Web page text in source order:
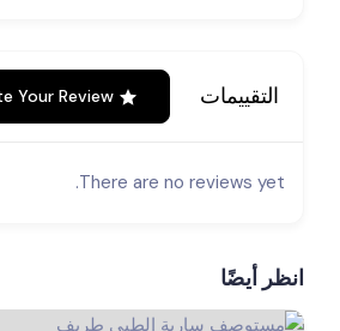
التقييمات Your Review
There are no reviews yet.
انظر أيضًا